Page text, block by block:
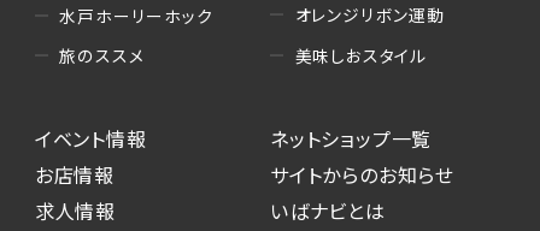
水戸ホーリーホック
旅のススメ
オレンジリボン運動
美味しおスタイル
イベント情報
お店情報
求人情報
ネットショップ一覧
サイトからのお知らせ
いばナビとは